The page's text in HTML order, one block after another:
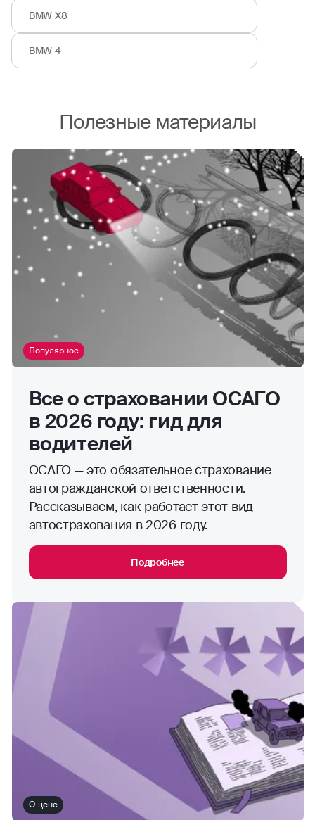
BMW X8
BMW 4
Полезные материалы
Популярное
Все о страховании ОСАГО
в 2026 году: гид для
водителей
ОСАГО — это обязательное страхование
автогражданской ответственности.
Рассказываем, как работает этот вид
автострахования в 2026 году.
Подробнее
О цене